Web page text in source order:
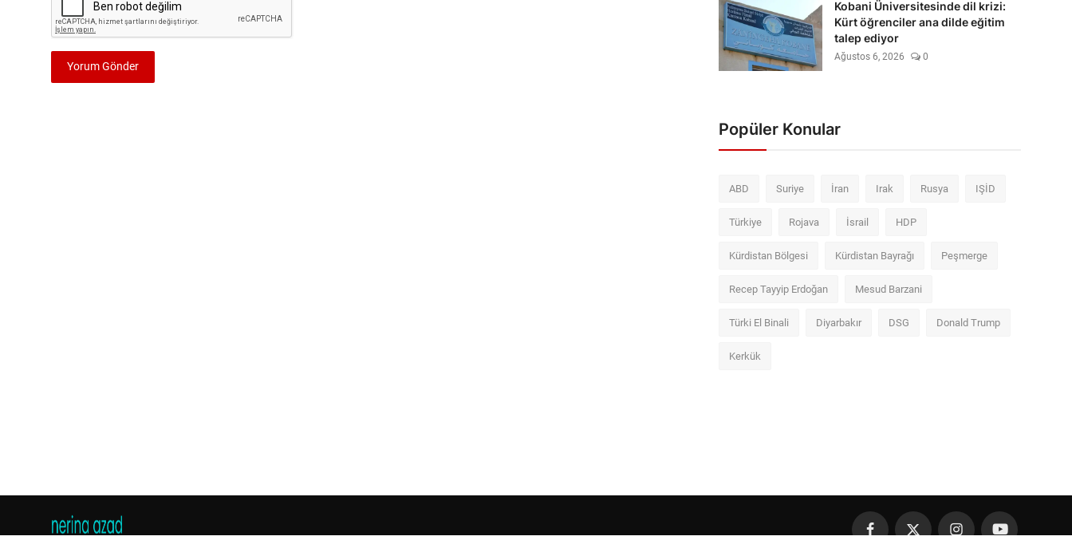
Yorum Gönder
Kobani Üniversitesinde dil krizi:
Kürt öğrenciler ana dilde eğitim
talep ediyor
Ağustos 6, 2026 0
Popüler Konular
ABD Suriye İran Irak Rusya IŞİD
Türkiye Rojava İsrail HDP
Kürdistan Bölgesi Kürdistan Bayrağı Peşmerge
Recep Tayyip Erdoğan Mesud Barzani
Türki El Binali Diyarbakır DSG Donald Trump
Kerkük